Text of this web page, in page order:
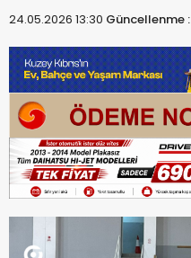
24.05.2026 13:30 Güncellenme :